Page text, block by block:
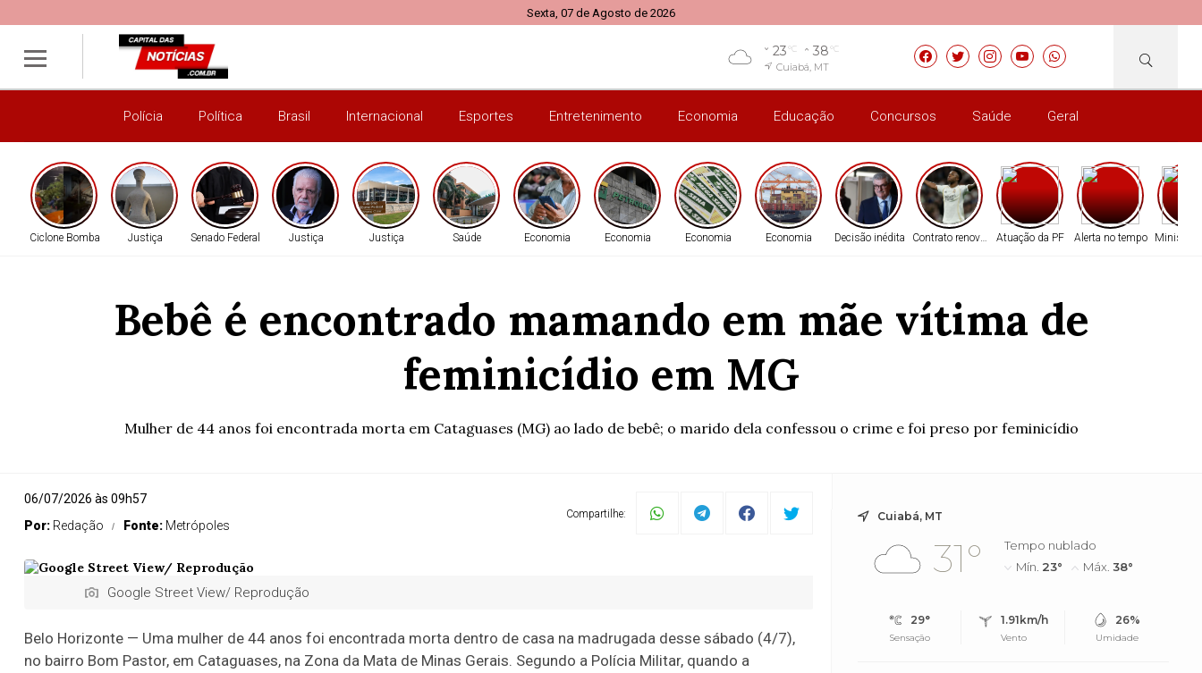
Sexta, 07 de Agosto de 2026
23°C 38°C
Cuiabá, MT
Polícia Política Brasil Internacional Esportes Entretenimento Economia Educação Concursos Saúde Geral
Ciclone Bomba Justiça Senado Federal Justiça Justiça Saúde Economia Economia Economia Economia Decisão inédita Contrato renovadoAtuação da PF Alerta no tempo Ministro
Bebê é encontrado mamando em mãe vítima de
feminicídio em MG
Mulher de 44 anos foi encontrada morta em Cataguases (MG) ao lado de bebê; o marido dela confessou o crime e foi preso por feminicídio
06/07/2026 às 09h57
Por: Redação Fonte: Metrópoles
Compartilhe:
Google Street View/ Reprodução
Belo Horizonte — Uma mulher de 44 anos foi encontrada morta dentro de casa na madrugada desse sábado (4/7),
no bairro Bom Pastor, em Cataguases, na Zona da Mata de Minas Gerais. Segundo a Polícia Militar, quando a
Cuiabá, MT
31°
Tempo nublado
Mín. 23° Máx.38°
29°
Sensação
1.91km/h
Vento
26%
Umidade